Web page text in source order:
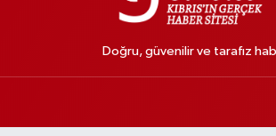
Doğru, güvenilir ve tarafız